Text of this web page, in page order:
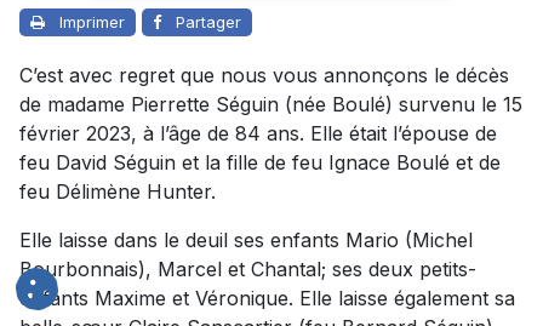
Imprimer Partager
C’est avec regret que nous vous annonçons le décès
de madame Pierrette Séguin (née Boulé) survenu le 15
février 2023, à l’âge de 84 ans. Elle était l’épouse de
feu David Séguin et la fille de feu Ignace Boulé et de
feu Délimène Hunter.
Elle laisse dans le deuil ses enfants Mario (Michel
Bourbonnais), Marcel et Chantal; ses deux petits-
enfants Maxime et Véronique. Elle laisse également sa